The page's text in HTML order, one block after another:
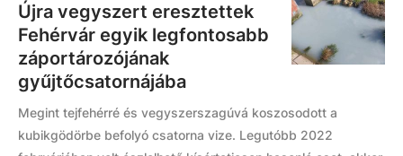
Újra vegyszert eresztettek
Fehérvár egyik legfontosabb
záportározójának
gyűjtőcsatornájába
Megint tejfehérré és vegyszerszagúvá koszosodott a
kubikgödörbe befolyó csatorna vize. Legutóbb 2022